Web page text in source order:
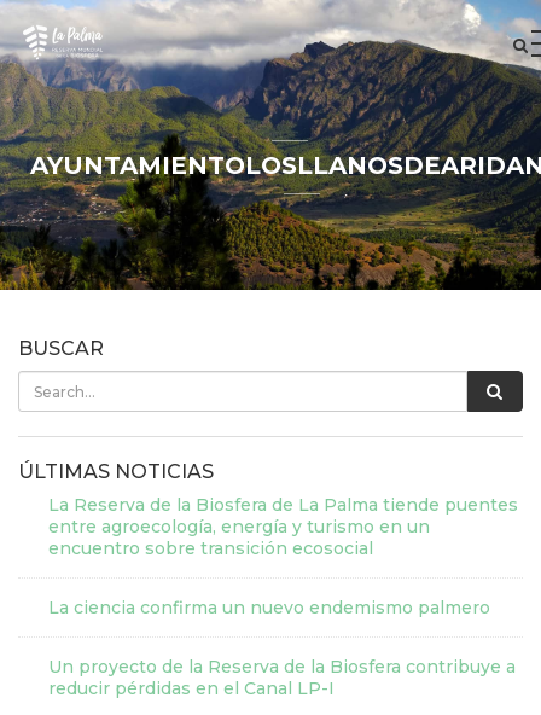
BUSCAR
ÚLTIMAS NOTICIAS
La Reserva de la Biosfera de La Palma tiende puentes
entre agroecología, energía y turismo en un
encuentro sobre transición ecosocial
La ciencia confirma un nuevo endemismo palmero
Un proyecto de la Reserva de la Biosfera contribuye a
reducir pérdidas en el Canal LP-I